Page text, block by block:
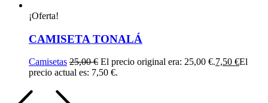
¡Oferta!
CAMISETA TONALÁ
Camisetas 25,00€ El precio original era: 25,00 €.7,50 €El
precio actual es: 7,50 €.